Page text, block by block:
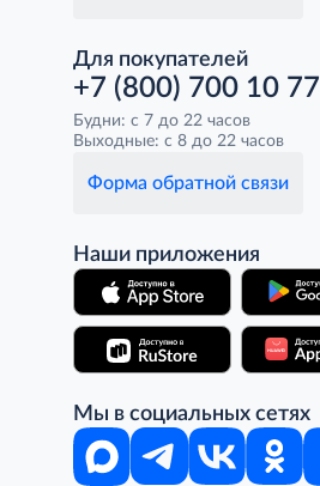
Для покупателей
+7 (800) 700 10 77
Будни: с 7 до 22 часов
Выходные: с 8 до 22 часов
Форма обратной связи
Наши приложения
Мы в социальных сетях